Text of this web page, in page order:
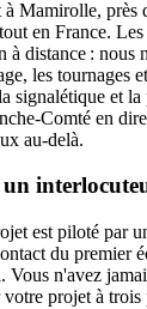
à Mamirolle, près
en France.
à distance : nous
les tournages
signalétique et la
Comté en
au-delà.
est piloté par
du premier
Vous n'avez
projet à trois